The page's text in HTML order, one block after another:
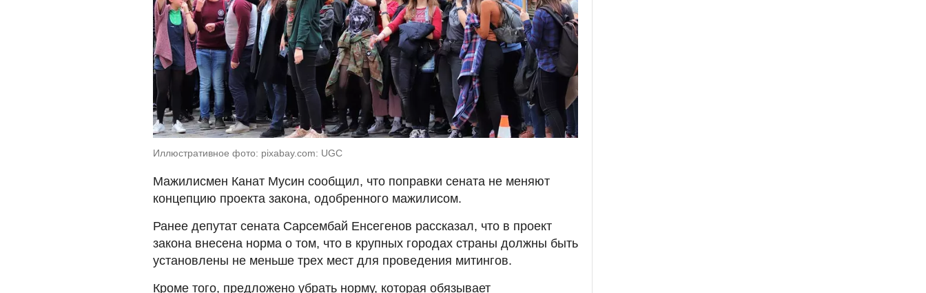
Иллюстративное фото: pixabay.com: UGC
Мажилисмен Канат Мусин сообщил, что поправки сената не меняют
концепцию проекта закона, одобренного мажилисом.
Ранее депутат сената Сарсембай Енсегенов рассказал, что в проект
закона внесена норма о том, что в крупных городах страны должны быть
установлены не меньше трех мест для проведения митингов.
Кроме того, предложено убрать норму, которая обязывает